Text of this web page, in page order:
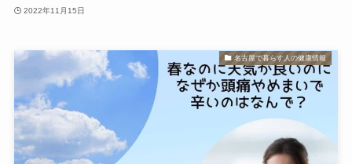
2022年11月15日
名古屋で暮らす人の健康情報